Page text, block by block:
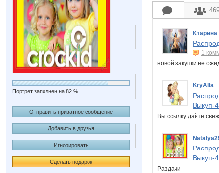
Портрет заполнен на 82 %
Отправить приватное сообщение
Добавить в друзья
Игнорировать
Сделать подарок
Кларина
1
новой закупки не
KryAlla
Выкуп-
Вы ссылку дайте
Выкуп-
Раздачи